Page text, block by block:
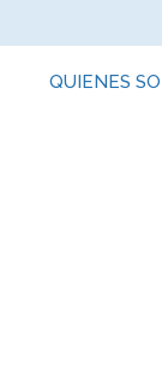
QUIENES